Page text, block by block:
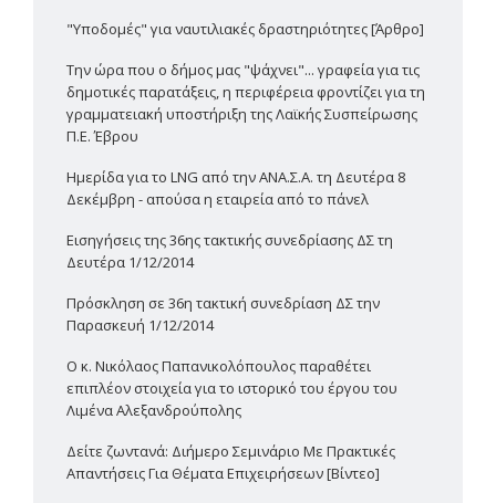
"Υποδομές" για ναυτιλιακές δραστηριότητες [Άρθρο]
Την ώρα που ο δήμος μας "ψάχνει"... γραφεία για τις
δημοτικές παρατάξεις, η περιφέρεια φροντίζει για τη
γραμματειακή υποστήριξη της Λαϊκής Συσπείρωσης
Π.Ε. Έβρου
Ημερίδα για το LNG από την ΑΝΑ.Σ.Α. τη Δευτέρα 8
Δεκέμβρη - απούσα η εταιρεία από το πάνελ
Εισηγήσεις της 36ης τακτικής συνεδρίασης ΔΣ τη
Δευτέρα 1/12/2014
Πρόσκληση σε 36η τακτική συνεδρίαση ΔΣ την
Παρασκευή 1/12/2014
Ο κ. Νικόλαος Παπανικολόπουλος παραθέτει
επιπλέον στοιχεία για το ιστορικό του έργου του
Λιμένα Αλεξανδρούπολης
Δείτε ζωντανά: Διήμερο Σεμινάριο Με Πρακτικές
Απαντήσεις Για Θέματα Επιχειρήσεων [Βίντεο]